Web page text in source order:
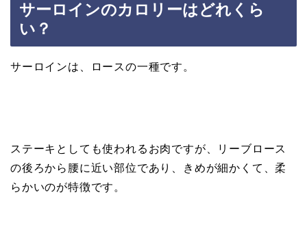
サーロインのカロリーはどれくら
い？
サーロインは、ロースの一種です。
ステーキとしても使われるお肉ですが、リーブロース
の後ろから腰に近い部位であり、きめが細かくて、柔
らかいのが特徴です。